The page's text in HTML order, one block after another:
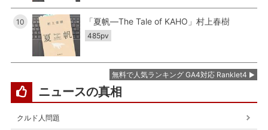
10 「夏帆―The Tale of KAHO」村上春樹
485pv
無料で人気ランキング GA4対応 Ranklet4
ニュースの真相
クルド人問題